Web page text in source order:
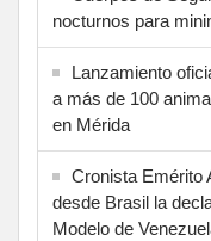
nocturnos para
Lanzamiento
a más de 100
en Mérida
Cronista Emérito
desde Brasil la
Modelo de